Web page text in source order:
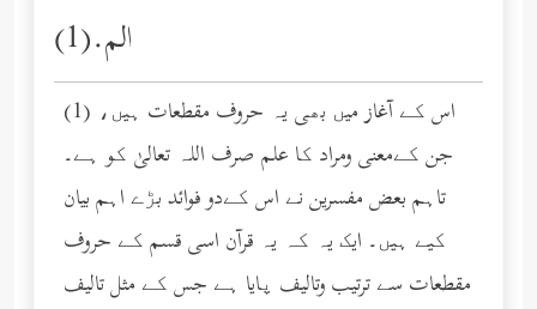
الم.(1)
(1) اس کے آغاز میں بھی یہ حروف مقطعات ہیں،
جن کےمعنی ومراد کا علم صرف اللہ تعالیٰ کو ہے۔
تاہم بعض مفسرین نے اس کےدو فوائد بڑے اہم بیان
کیے ہیں۔ ایک یہ کہ یہ قرآن اسی قسم کے حروف
مقطعات سے ترتیب وتالیف پایا ہے جس کے مثل تالیف